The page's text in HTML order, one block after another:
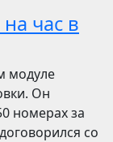
час в
модуле
Он
номерах за
со